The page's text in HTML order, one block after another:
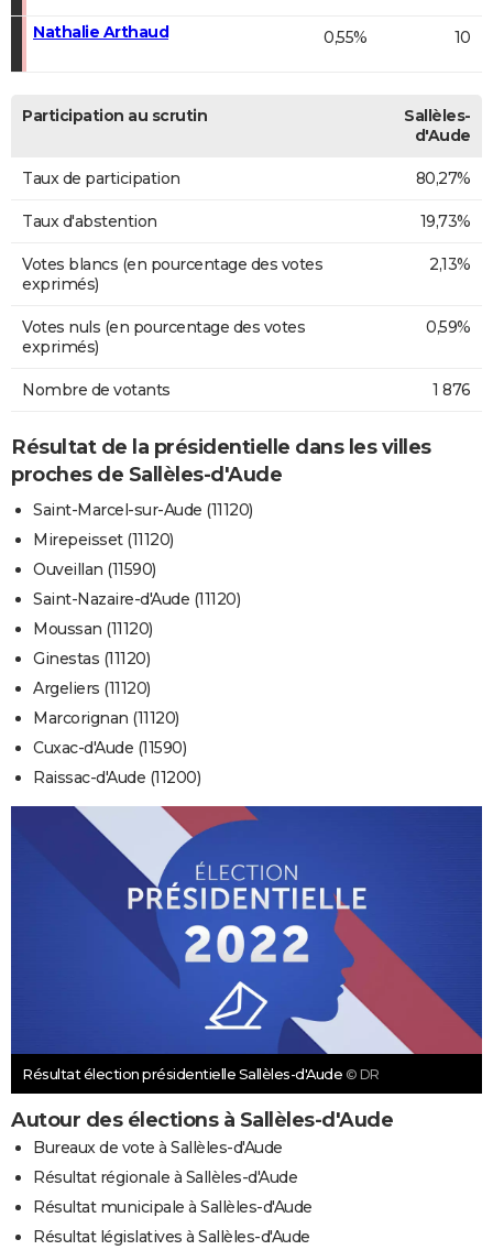
Nathalie Arthaud 0,55% 10
Participation au scrutin
Sallèles-
d'Aude
Taux de participation 80,27%
Taux d'abstention 19,73%
Votes blancs (en pourcentage des votes
exprimés)
2,13%
Votes nuls (en pourcentage des votes
exprimés)
0,59%
Nombre de votants 1 876
Résultat de la présidentielle dans les villes
proches de Sallèles-d'Aude
Saint-Marcel-sur-Aude (11120)
Mirepeisset (11120)
Ouveillan (11590)
Saint-Nazaire-d'Aude (11120)
Moussan (11120)
Ginestas (11120)
Argeliers (11120)
Marcorignan (11120)
Cuxac-d'Aude (11590)
Raissac-d'Aude (11200)
Résultat élection présidentielle Sallèles-d'Aude © DR
Autour des élections à Sallèles-d'Aude
Bureaux de vote à Sallèles-d'Aude
Résultat régionale à Sallèles-d'Aude
Résultat municipale à Sallèles-d'Aude
Résultat législatives à Sallèles-d'Aude